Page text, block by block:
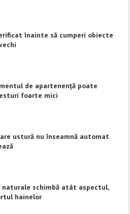
înainte să cumperi obiecte
de apartenență poate
foarte mici
ustură nu înseamnă automat
schimbă atât aspectul,
hainelor